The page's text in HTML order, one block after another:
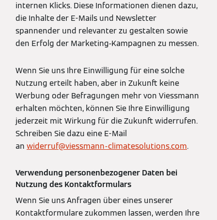
internen Klicks. Diese Informationen dienen dazu,
die Inhalte der E-Mails und Newsletter
spannender und relevanter zu gestalten sowie
den Erfolg der Marketing-Kampagnen zu messen.
Wenn Sie uns Ihre Einwilligung für eine solche
Nutzung erteilt haben, aber in Zukunft keine
Werbung oder Befragungen mehr von Viessmann
erhalten möchten, können Sie Ihre Einwilligung
jederzeit mit Wirkung für die Zukunft widerrufen.
Schreiben Sie dazu eine E-Mail
an widerruf@viessmann-climatesolutions.com.
Verwendung personenbezogener Daten bei
Nutzung des Kontaktformulars
Wenn Sie uns Anfragen über eines unserer
Kontaktformulare zukommen lassen, werden Ihre